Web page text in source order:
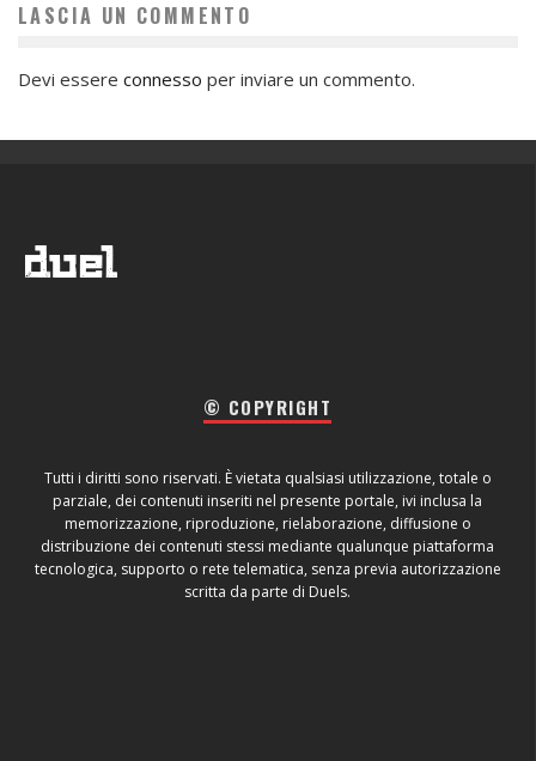
LASCIA UN COMMENTO
Devi essere connesso per inviare un commento.
© COPYRIGHT
Tutti i diritti sono riservati. È vietata qualsiasi utilizzazione, totale o
parziale, dei contenuti inseriti nel presente portale, ivi inclusa la
memorizzazione, riproduzione, rielaborazione, diffusione o
distribuzione dei contenuti stessi mediante qualunque piattaforma
tecnologica, supporto o rete telematica, senza previa autorizzazione
scritta da parte di Duels.